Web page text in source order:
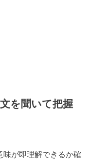
を聞いて把握
味が即理解できるか確